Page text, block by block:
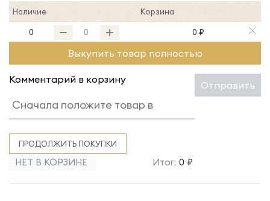
Наличие Корзина
0 0 ₽
Выкупить товар полностью
Комментарий в корзину Отправить
ПРОДОЛЖИТЬ ПОКУПКИ
НЕТ В КОРЗИНЕ Итог: 0 ₽